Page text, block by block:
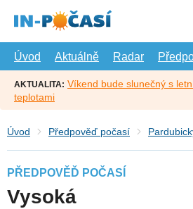
hlavní
Úvod
Aktuálně Radar
AKTUALITA: Víkend bude slunečný s
teplotami
Úvod Předpověď počasí
PŘEDPOVĚĎ POČASÍ
Vysoká